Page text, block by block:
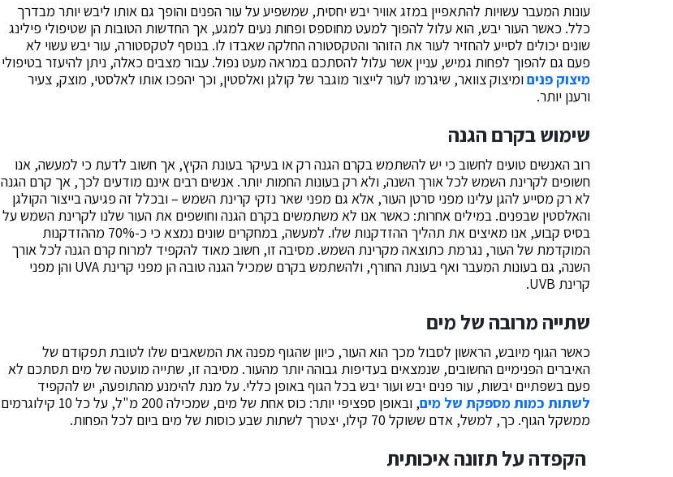
עונות המעבר עשויות להתאפיין במזג אוויר יבש יחסית, שמשפיע על עור הפנים והופך גם אותו ליבש יותר מבדרך
כלל. כאשר העור יבש, הוא עלול להפוך למעט מחוספס ופחות נעים למגע, אך החדשות הטובות הן שטיפולי פילינג
שונים יכולים לסייע להחזיר לעור את הזוהר והטקסטורה החלקה שאבדו לו. בנוסף לטקסטורה, עור יבש עשוי לא
פעם גם להפוך לפחות גמיש, עניין אשר עלול להסתכם במראה מעט נפול. עבור מצבים כאלה, ניתן להיעזר בטיפולי
מיצוק פניםומיצוק צוואר, שיגרמו לעור לייצור מוגבר של קולגן ואלסטין, וכך יהפכו אותו לאלסטי, מוצק, צעיר
ורענן יותר.
שימוש בקרם הגנה
רוב האנשים טועים לחשוב כי יש להשתמש בקרם הגנה רק או בעיקר בעונת הקיץ, אך חשוב לדעת כי למעשה, אנו
חשופים לקרינת השמש לכל אורך השנה, ולא רק בעונות החמות יותר. אנשים רבים אינם מודעים לכך, אך קרם הגנה
לא רק מסייע להגן עלינו מפני סרטן העור, אלא גם מפני שאר נזקי קרינת השמש – ובכלל זה פגיעה בייצור הקולגן
והאלסטין שבפנים. במילים אחרות: כאשר אנו לא משתמשים בקרם הגנה וחושפים את העור שלנו לקרינת השמש על
בסיס קבוע, אנו מאיצים את תהליך ההזדקנות שלו. למעשה, במחקרים שונים נמצא כי כ-70% מההזדקנות
המוקדמת של העור, נגרמת כתוצאה מקרינת השמש. מסיבה זו, חשוב מאוד להקפיד למרוח קרם הגנה לכל אורך
השנה, גם בעונות המעבר ואף בעונת החורף, ולהשתמש בקרם שמכיל הגנה טובה הן מפני קרינת UVA והן מפני
קרינת UVB.
שתייה מרובה של מים
כאשר הגוף מיובש, הראשון לסבול מכך הוא העור, כיוון שהגוף מפנה את המשאבים שלו לטובת תפקודם של
האיברים הפנימיים החשובים, שנמצאים בעדיפות גבוהה יותר מהעור. מסיבה זו, שתייה מועטה של מים תסתכם לא
פעם בשפתיים יבשות, עור פנים יבש ועור יבש בכל הגוף באופן כללי. על מנת להימנע מהתופעה, יש להקפיד
לשתות כמות מספקת של מים
, ובאופן ספציפי יותר: כוס אחת של מים, שמכילה 200 מ"ל, על כל 10 קילוגרמים
ממשקל הגוף. כך, למשל, אדם ששוקל 70 קילו, יצטרך לשתות שבע כוסות של מים ביום לכל הפחות.
הקפדה על תזונה איכותית